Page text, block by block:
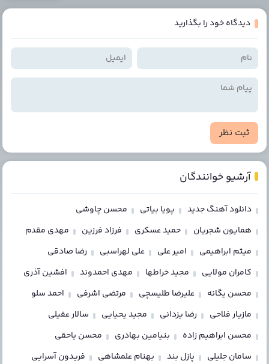
دیدگاه خود را بگذارید
ثبت نظر
آرشیو خوانندگان
دانلود آهنگ جدید پویا بیاتی
محسن چاوشی
همایون شجریان
حمید عسکری فرزاد فرزین
مهدی مقدم
میثم ابراهیمی
امیر علی علی لهراسبی
رضا صادقی
کامران مولایی
مجید خراطها مهدی احمدوند
افشین آذری
محسن یگانه
علیرضا طلیسچی مرتضی اشرفی
احمد سلو
مازیار فلاحی
رضا یزدانی مجید یحیایی
سالار عقیلی
محسن ابراهیم زاده
بنیامین بهادری
محسن یاحقی
سامان جلیلی
پازل بند بهنام علمشاهی فریدون آسرایی